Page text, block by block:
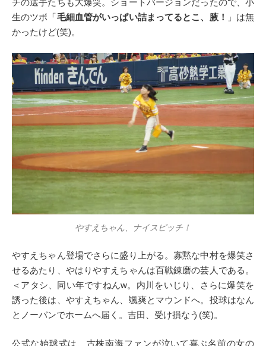
チの選手たちも大爆笑。ショートバージョンだったので、小
生のツボ「毛細血管がいっぱい詰まってるとこ、腋！
」は無
かったけど(笑)。
やすえちゃん、ナイスピッチ！
やすえちゃん登場でさらに盛り上がる。寡黙な中村を爆笑さ
せるあたり、やはりやすえちゃんは百戦錬磨の芸人である。
＜アタシ、同い年ですねんw。内川をいじり、さらに爆笑を
誘った後は、やすえちゃん、颯爽とマウンドへ。投球はなん
とノーバンでホームへ届く。吉田、受け損なう(笑)。
公式な始球式は、古株南海ファンが泣いて喜ぶ名前の女の